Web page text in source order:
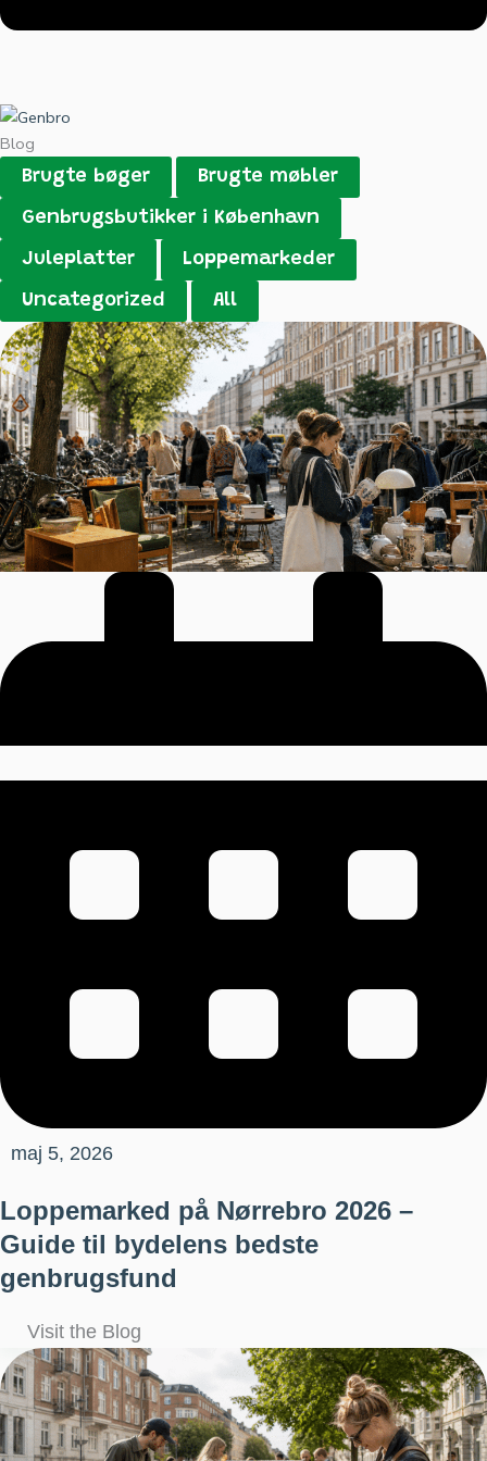
Blog
Brugte bøger Brugte møbler
Genbrugsbutikker i København
Juleplatter Loppemarkeder
Uncategorized All
maj 5, 2026
Loppemarked på Nørrebro 2026 –
Guide til bydelens bedste
genbrugsfund
Visit the Blog